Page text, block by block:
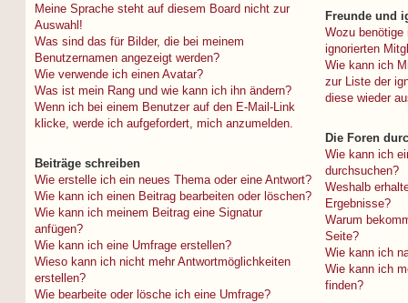
Meine Sprache steht auf diesem Board nicht zur
Auswahl!
Was sind das für Bilder, die bei meinem
Benutzernamen angezeigt werden?
Wie verwende ich einen Avatar?
Was ist mein Rang und wie kann ich ihn ändern?
Wenn ich bei einem Benutzer auf den E-Mail-Link
klicke, werde ich aufgefordert, mich anzumelden.
Beiträge schreiben
Wie erstelle ich ein neues Thema oder eine Antwort?
Wie kann ich einen Beitrag bearbeiten oder löschen?
Wie kann ich meinem Beitrag eine Signatur
anfügen?
Wie kann ich eine Umfrage erstellen?
Wieso kann ich nicht mehr Antwortmöglichkeiten
erstellen?
Wie bearbeite oder lösche ich eine Umfrage?
Freunde und
Wozu benötige
ignorierten
Wie kann ich
zur Liste der
diese wieder
Die Foren
Wie kann ich
durchsuchen?
Weshalb
Ergebnisse?
Warum
Seite?
Wie kann ich
Wie kann ich
finden?